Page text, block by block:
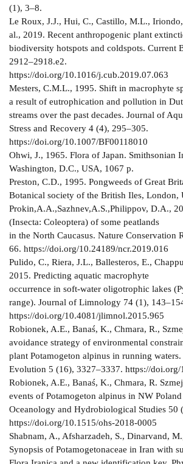
(1), 3–8.
Le Roux, J.J., Hui, C., Castillo, M.L.,
al., 2019. Recent anthropogenic plant
biodiversity hotspots and coldspots. Current
2912–2918.e2.
https://doi.org/10.1016/j.cub.2019.07.063
Mesters, C.M.L., 1995. Shift in macrophyte
a result of eutrophication and pollution in
streams over the past decades. Journal of
Stress and Recovery 4 (4), 295–305.
https://doi.org/10.1007/BF00118010
Ohwi, J., 1965. Flora of Japan. Smithsonian
Washington, D.C., USA, 1067 p.
Preston, C.D., 1995. Pongweeds of Great
Botanical society of the British Iles, London,
Prokin,A.A.,Sazhnev,A.S.,Philippov, D.A.,
(Insecta: Coleoptera) of some peatlands
in the North Caucasus. Nature Conservation
66. https://doi.org/10.24189/ncr.2019.016
Pulido, C., Riera, J.L., Ballesteros, E.,
2015. Predicting aquatic macrophyte
occurrence in soft-water oligotrophic lakes
range). Journal of Limnology 74 (1),
https://doi.org/10.4081/jlimnol.2015.965
Robionek, A.E., Banaś, K., Chmara, R.,
avoidance strategy of environmental
plant Potamogeton alpinus in running
Evolution 5 (16), 3327–3337. https://doi.org/
Robionek, A.E., Banaś, K., Chmara, R.
events of Potamogeton alpinus in NW
Oceanology and Hydrobiological Studies 50
https://doi.org/10.1515/ohs-2018-0005
Shabnam, A., Afsharzadeh, S., Dinarvand,
Synopsis of Potamogetonaceae in Iran with